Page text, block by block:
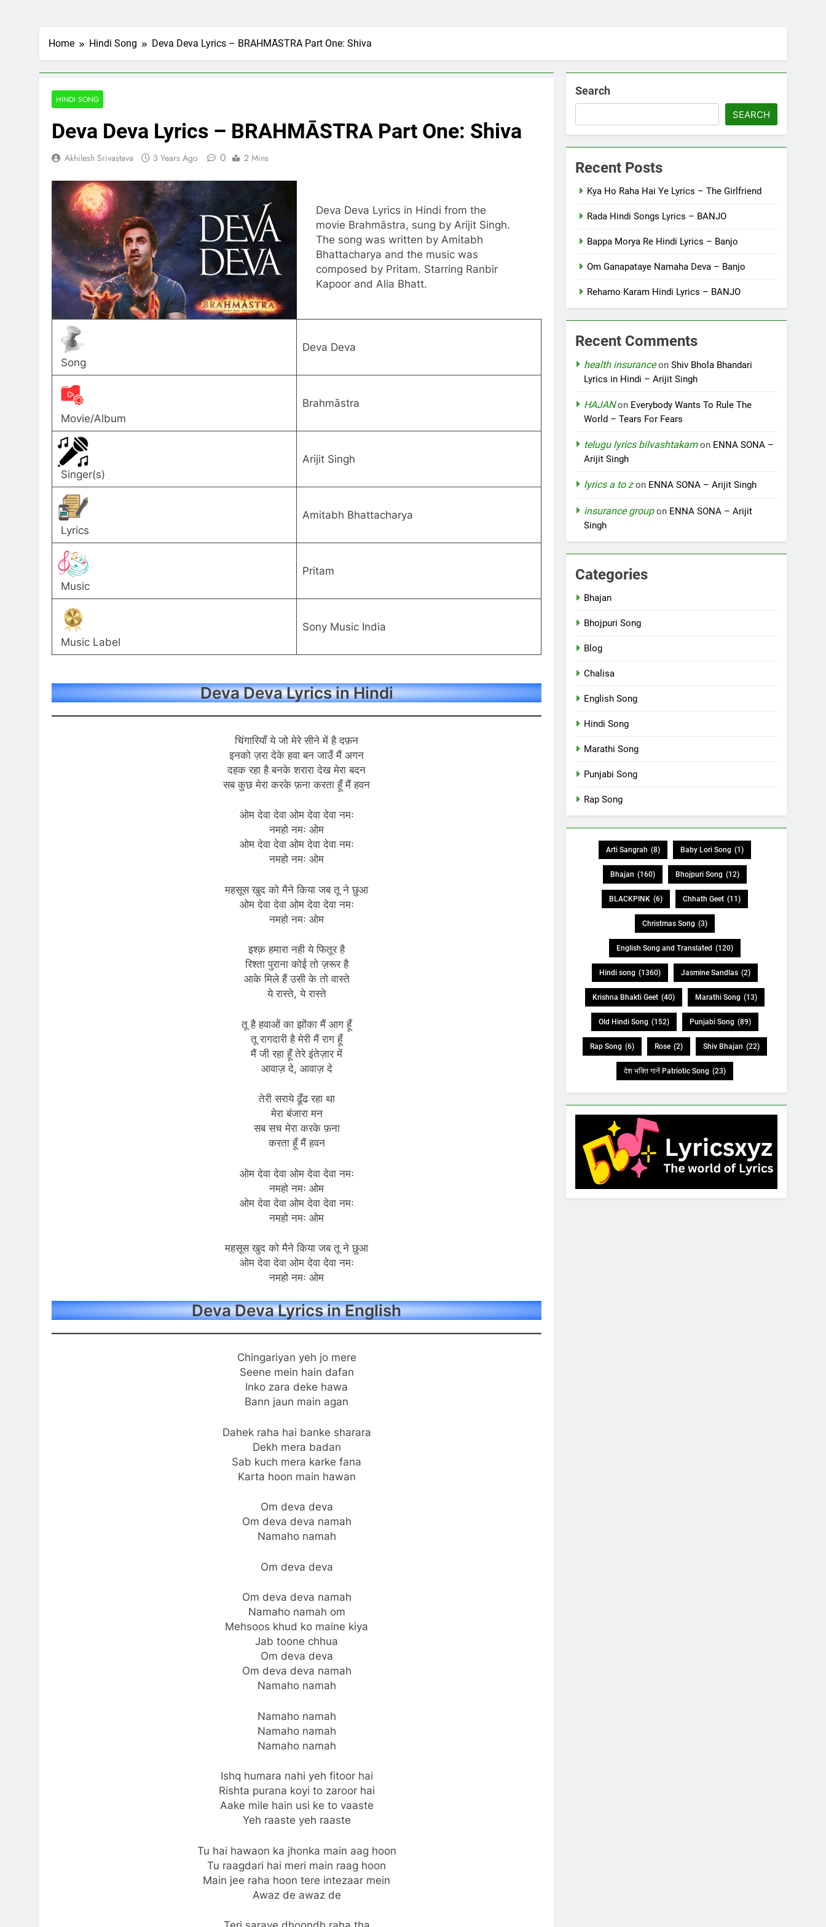
Home Hindi Song Deva Deva Lyrics – BRAHMĀSTRA Part One: Shiva
HINDI SONG
Deva Deva Lyrics – BRAHMĀSTRA Part One: Shiva
Akhilesh Srivastava 3 Years Ago 0 2 Mins
Deva Deva Lyrics in Hindi from the
movie Brahmāstra, sung by Arijit Singh.
The song was written by Amitabh
Bhattacharya and the music was
composed by Pritam. Starring Ranbir
Kapoor and Alia Bhatt.
Song
Deva Deva
Movie/Album
Brahmāstra
Singer(s)
Arijit Singh
Lyrics
Amitabh Bhattacharya
Music
Pritam
Music Label
Sony Music India
Deva Deva Lyrics in Hindi
चिंगारियाँ ये जो मेरे सीने में है दफ़न
इनको ज़रा देके हवा बन जाउँ मैं अगन
दहक रहा है बनके शरारा देख मेरा बदन
सब कुछ मेरा करके फ़ना करता हूँ मैं हवन
ओम देवा देवा ओम देवा देवा नमः
नमहो नमः ओम
ओम देवा देवा ओम देवा देवा नमः
नमहो नमः ओम
महसूस खुद को मैने किया जब तू ने छुआ
ओम देवा देवा ओम देवा देवा नमः
नमहो नमः ओम
इश्क़ हमारा नही ये फितूर है
रिश्ता पुराना कोई तो ज़रूर है
आके मिले हैं उसी के तो वास्ते
ये रास्ते, ये रास्ते
तू है हवाओं का झोंका मैं आग हूँ
तू रागदारी है मेरी मैं राग हूँ
मैं जी रहा हूँ तेरे इंतेज़ार में
आवाज़ दे, आवाज़ दे
तेरी सराये ढूँढ रहा था
मेरा बंजारा मन
सब सच मेरा करके फ़ना
करता हूँ मैं हवन
ओम देवा देवा ओम देवा देवा नमः
नमहो नमः ओम
ओम देवा देवा ओम देवा देवा नमः
नमहो नमः ओम
महसूस खुद को मैने किया जब तू ने छुआ
ओम देवा देवा ओम देवा देवा नमः
नमहो नमः ओम
Deva Deva Lyrics in English
Chingariyan yeh jo mere
Seene mein hain dafan
Inko zara deke hawa
Bann jaun main agan
Dahek raha hai banke sharara
Dekh mera badan
Sab kuch mera karke fana
Karta hoon main hawan
Om deva deva
Om deva deva namah
Namaho namah
Om deva deva
Om deva deva namah
Namaho namah om
Mehsoos khud ko maine kiya
Jab toone chhua
Om deva deva
Om deva deva namah
Namaho namah
Namaho namah
Namaho namah
Namaho namah
Ishq humara nahi yeh fitoor hai
Rishta purana koyi to zaroor hai
Aake mile hain usi ke to vaaste
Yeh raaste yeh raaste
Tu hai hawaon ka jhonka main aag hoon
Tu raagdari hai meri main raag hoon
Main jee raha hoon tere intezaar mein
Awaz de awaz de
Search
SEARCH
Recent Posts
Kya Ho Raha Hai Ye Lyrics – The Girlfriend
Rada Hindi Songs Lyrics – BANJO
Bappa Morya Re Hindi Lyrics – Banjo
Om Ganapataye Namaha Deva – Banjo
Rehamo Karam Hindi Lyrics – BANJO
Recent Comments
health insuranceonShiv Bhola Bhandari
Lyrics in Hindi – Arijit Singh
HAJANon Everybody Wants To Rule The
World – Tears For Fears
telugu lyrics bilvashtakamon ENNA SONA –
Arijit Singh
lyrics a to zon ENNA SONA – Arijit Singh
insurance groupon ENNA SONA – Arijit
Singh
Categories
Bhajan
Bhojpuri Song
Blog
Chalisa
English Song
Hindi Song
Marathi Song
Punjabi Song
Rap Song
Arti Sangrah (8) Baby Lori Song (1)
Bhajan (160) Bhojpuri Song (12)
BLACKPINK (6) Chhath Geet (11)
Christmas Song (3)
English Song and Translated (120)
Hindi song (1360) Jasmine Sandlas (2)
Krishna Bhakti Geet (40) Marathi Song (13)
Old Hindi Song (152) Punjabi Song (89)
Rap Song (6) Rose (2) Shiv Bhajan (22)
देश भक्ति गानें Patriotic Song (23)